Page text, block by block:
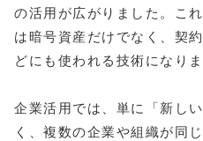
の活用が広がりました。こ
は暗号資産だけでなく、契
どにも使われる技術になりま
企業活用では、単に「新し
く、複数の企業や組織が同